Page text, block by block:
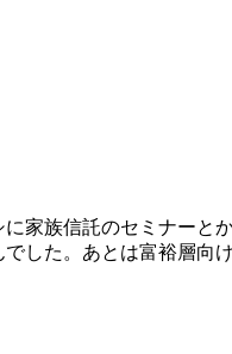
家族信託のセミナーと
した。あとは富裕層向